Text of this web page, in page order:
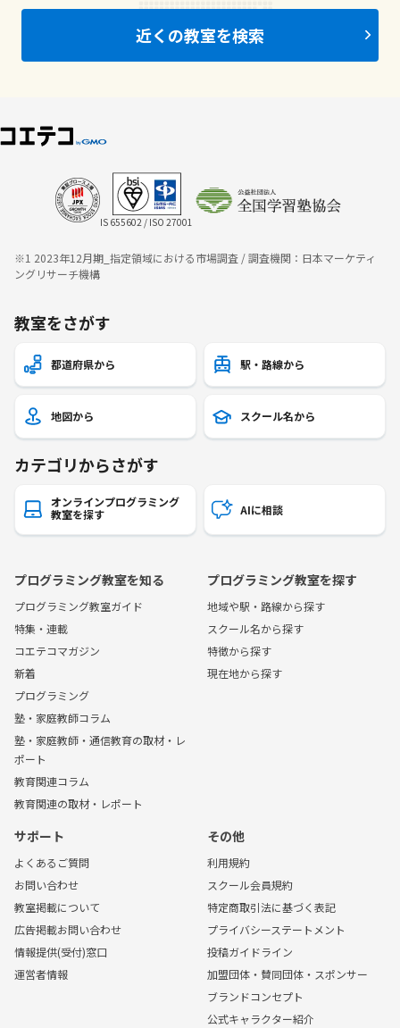
近くの教室を検索
IS 655602 / ISO 27001
※1 2023年12月期_指定領域における市場調査 / 調査機関：日本マーケティ
ングリサーチ機構
教室をさがす
都道府県から 駅・路線から
地図から スクール名から
カテゴリからさがす
オンラインプログラミング
教室を探す
AIに相談
プログラミング教室を知る
プログラミング教室ガイド
特集・連載
コエテコマガジン
新着
プログラミング
塾・家庭教師コラム
塾・家庭教師・通信教育の取材・レ
ポート
教育関連コラム
教育関連の取材・レポート
プログラミング教室を探す
地域や駅・路線から探す
スクール名から探す
特徴から探す
現在地から探す
サポート
よくあるご質問
お問い合わせ
教室掲載について
広告掲載お問い合わせ
情報提供(受付)窓口
運営者情報
その他
利用規約
スクール会員規約
特定商取引法に基づく表記
プライバシーステートメント
投稿ガイドライン
加盟団体・賛同団体・スポンサー
ブランドコンセプト
公式キャラクター紹介